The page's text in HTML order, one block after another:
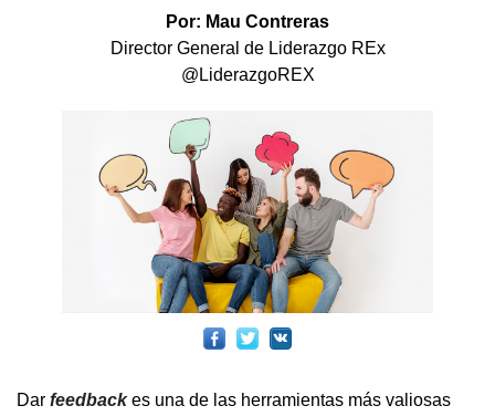
Por: Mau Contreras
Director General de Liderazgo REx
@LiderazgoREX
Dar feedbackes una de las herramientas más valiosas